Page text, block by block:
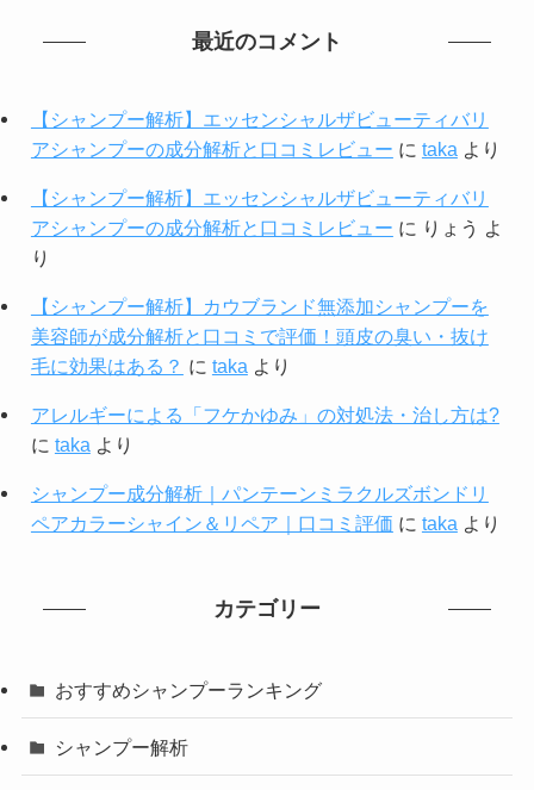
最近のコメント
【シャンプー解析】エッセンシャルザビューティバリ
アシャンプーの成分解析と口コミレビュー に taka より
【シャンプー解析】エッセンシャルザビューティバリ
アシャンプーの成分解析と口コミレビュー に りょう よ
り
【シャンプー解析】カウブランド無添加シャンプーを
美容師が成分解析と口コミで評価！頭皮の臭い・抜け
毛に効果はある？ に taka より
アレルギーによる「フケかゆみ」の対処法・治し方は?
に taka より
シャンプー成分解析｜パンテーンミラクルズボンドリ
ペアカラーシャイン＆リペア｜口コミ評価 に taka より
カテゴリー
おすすめシャンプーランキング
シャンプー解析